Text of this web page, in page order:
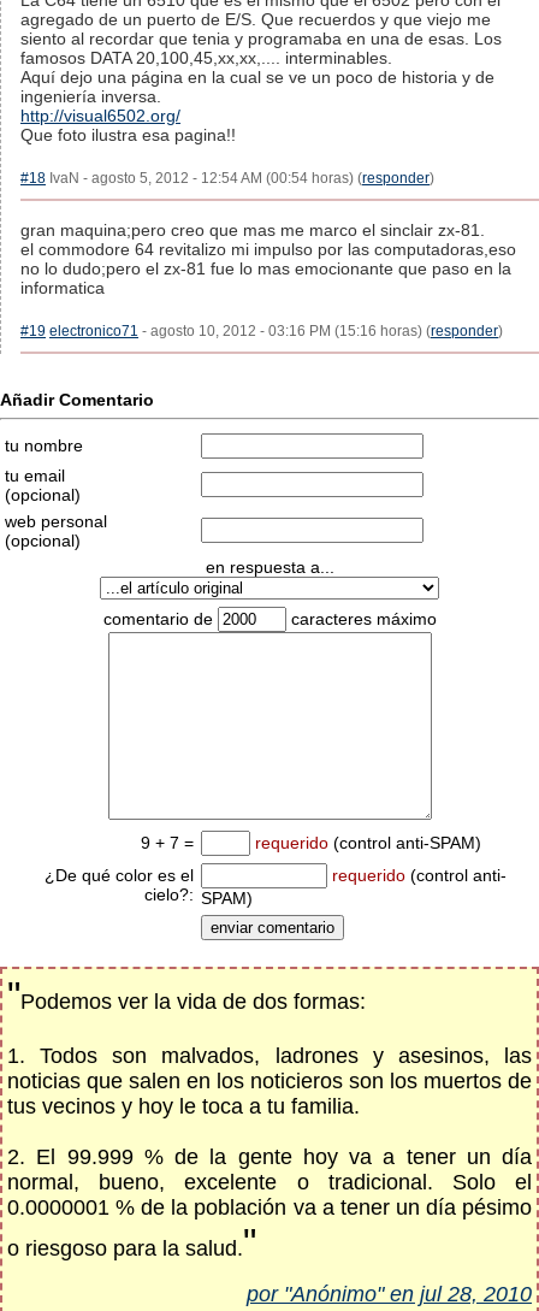
agregado de un puerto de E/S. Que recuerdos y que viejo me
siento al recordar que tenia y programaba en una de esas. Los
famosos DATA 20,100,45,xx,xx,.... interminables.
Aquí dejo una página en la cual se ve un poco de historia y de
ingeniería inversa.
http://visual6502.org/
Que foto ilustra esa pagina!!
#18 IvaN - agosto 5, 2012 - 12:54 AM (00:54 horas) (responder)
gran maquina;pero creo que mas me marco el sinclair zx-81.
el commodore 64 revitalizo mi impulso por las computadoras,eso
no lo dudo;pero el zx-81 fue lo mas emocionante que paso en la
informatica
#19 electronico71 - agosto 10, 2012 - 03:16 PM (15:16 horas) (responder)
Añadir Comentario
tu nombre
tu email
(opcional)
web personal
(opcional)
en respuesta a...
comentario de caracteres máximo
9 + 7 = requerido (control anti-SPAM)
¿De qué color es el
cielo?:
requerido (control anti-
SPAM)
"Podemos ver la vida de dos formas:
1. Todos son malvados, ladrones y asesinos, las
noticias que salen en los noticieros son los muertos de
tus vecinos y hoy le toca a tu familia.
2. El 99.999 % de la gente hoy va a tener un día
normal, bueno, excelente o tradicional. Solo el
0.0000001 % de la población va a tener un día pésimo
o riesgoso para la salud."
por "Anónimo" en jul 28, 2010